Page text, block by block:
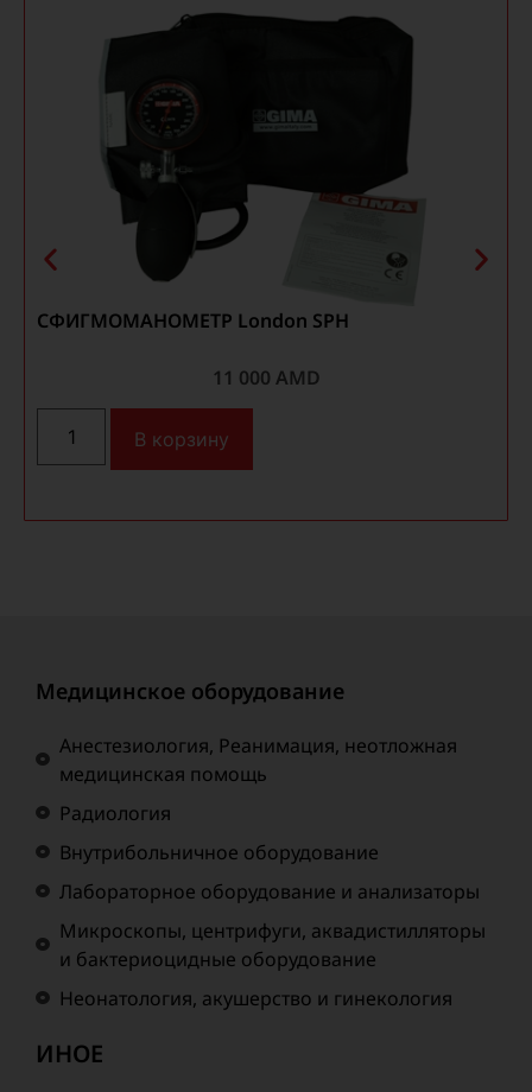
СФИГМОМАНОМЕТР London SPH
11 000 AMD
В корзину
Медицинское оборудование
Анестезиология, Реанимация, неотложная
медицинская помощь
Радиология
Внутрибольничное оборудование
Лабораторное оборудование и анализаторы
Микроскопы, центрифуги, аквадистилляторы
и бактериоцидные оборудование
Неонатология, акушерство и гинекология
ИНОЕ